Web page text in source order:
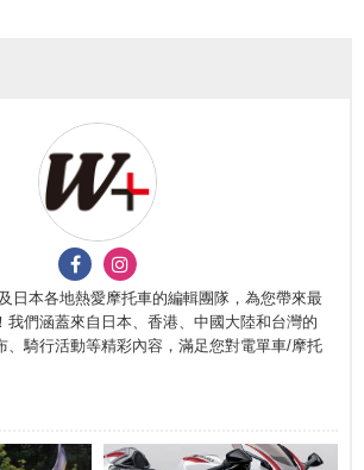
日本各地熱愛摩托車的編輯團隊，為您帶來最
我們涵蓋來自日本、香港、中國大陸和台灣的
、騎行活動等精彩內容，滿足您對電單車/摩托